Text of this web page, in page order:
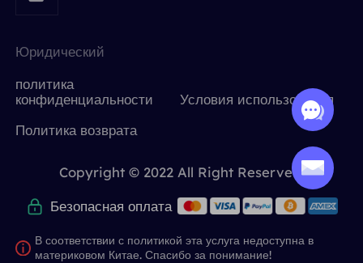
Юридический
политика
конфиденциальности
Условия использования
Политика возврата
Copyright © 2022 All Right Reserved.
Безопасная оплата
В соответствии с политикой эта услуга недоступна в
материковом Китае. Спасибо за понимание!